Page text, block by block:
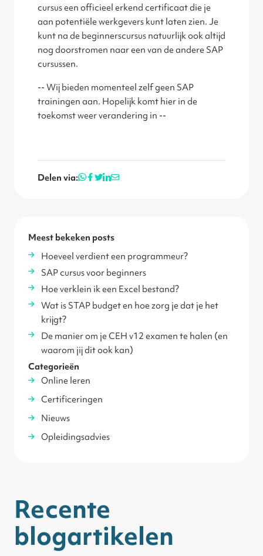
Meest bekeken posts
Hoeveel verdient een programmeur?
SAP cursus voor beginners
Hoe verklein ik een Excel bestand?
Wat is STAP budget en hoe zorg je dat je het
krijgt?
De manier om je CEH v12 examen te halen (en
waarom jij dit ook kan)
Categorieën
Online leren
Certificeringen
Nieuws
Opleidingsadvies
cursus een officieel erkend certificaat die je
aan potentiële werkgevers kunt laten zien. Je
kunt na de beginnerscursus natuurlijk ook altijd
nog doorstromen naar een van de andere SAP
cursussen.
-- Wij bieden momenteel zelf geen SAP
trainingen aan. Hopelijk komt hier in de
toekomst weer verandering in --
Delen via:
Recente
blogartikelen